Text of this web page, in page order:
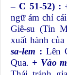
– C 51-52) :
ngữ ám chỉ
Giê-su (Tin
xuất hành
sa-lem :Lên
Qua. + Vào